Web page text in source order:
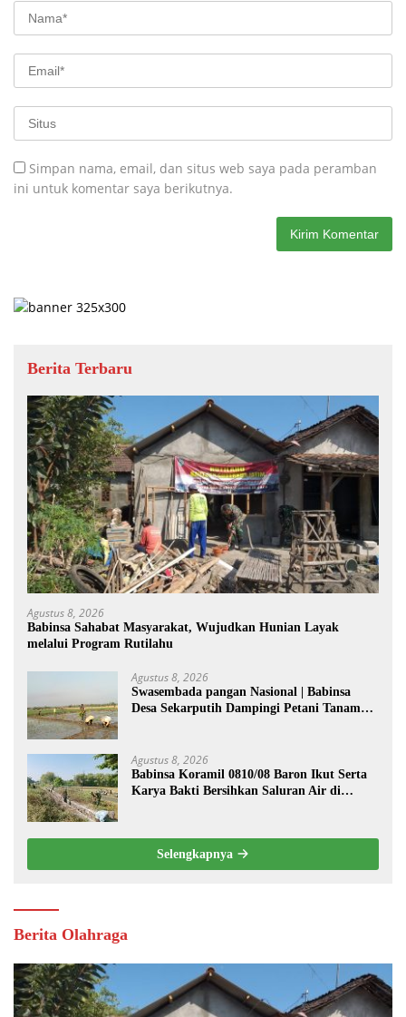
Simpan nama, email, dan situs web saya pada peramban
ini untuk komentar saya berikutnya.
Berita Terbaru
Agustus 8, 2026
Babinsa Sahabat Masyarakat, Wujudkan Hunian Layak
melalui Program Rutilahu
Agustus 8, 2026
Swasembada pangan Nasional | Babinsa
Desa Sekarputih Dampingi Petani Tanam
Agustus 8, 2026
Babinsa Koramil 0810/08 Baron Ikut Serta
Karya Bakti Bersihkan Saluran Air di
Selengkapnya
Berita Olahraga